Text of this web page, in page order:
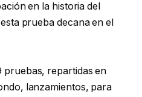
en la historia del
prueba decana en el
pruebas, repartidas en
lanzamientos, para